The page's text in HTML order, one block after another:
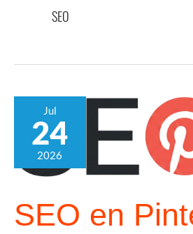
SEO
Jul
24
2026
SEO en